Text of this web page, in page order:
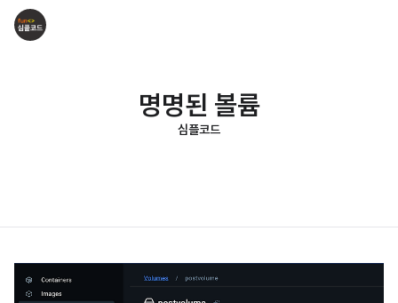
명명된 볼륨
심플코드